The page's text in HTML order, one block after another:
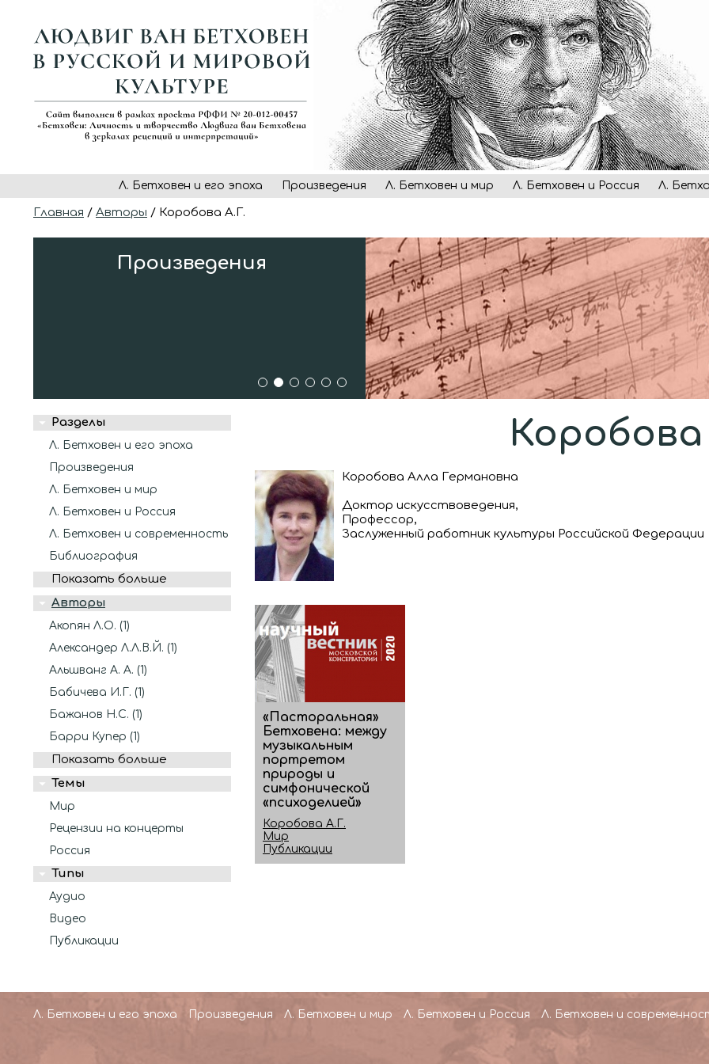
Л. Бетховен и его эпоха Произведения Л. Бетховен и мир Л. Бетховен и Россия Л.
Главная / Авторы / Коробова А.Г.
Произведения
Разделы
Л. Бетховен и его эпоха
Произведения
Л. Бетховен и мир
Л. Бетховен и Россия
Л. Бетховен и современность
Библиография
Показать больше
Авторы
Акопян Л.О. (1)
Александер Л.Л.В.Й. (1)
Альшванг А. А. (1)
Бабичева И.Г. (1)
Бажанов Н.С. (1)
Барри Купер (1)
Показать больше
Темы
Мир
Рецензии на концерты
Россия
Типы
Аудио
Видео
Публикации
Коробова
Коробова Алла Германовна
Доктор искусствоведения,
Профессор,
Заслуженный работник культуры Российской Федерации
«Пасторальная»
Бетховена: между
музыкальным
портретом
природы и
симфонической
«психоделией»
Коробова А.Г.
Мир
Публикации
Л. Бетховен и его эпоха Произведения Л. Бетховен и мир Л. Бетховен и Россия Л. Бетховен и